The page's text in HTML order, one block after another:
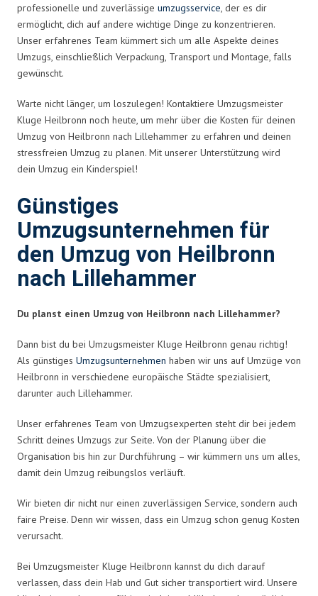
professionelle und zuverlässige umzugsservice, der es dir
ermöglicht, dich auf andere wichtige Dinge zu konzentrieren.
Unser erfahrenes Team kümmert sich um alle Aspekte deines
Umzugs, einschließlich Verpackung, Transport und Montage, falls
gewünscht.
Warte nicht länger, um loszulegen! Kontaktiere Umzugsmeister
Kluge Heilbronn noch heute, um mehr über die Kosten für deinen
Umzug von Heilbronn nach Lillehammer zu erfahren und deinen
stressfreien Umzug zu planen. Mit unserer Unterstützung wird
dein Umzug ein Kinderspiel!
Günstiges
Umzugsunternehmen für
den Umzug von Heilbronn
nach Lillehammer
Du planst einen Umzug von Heilbronn nach Lillehammer?
Dann bist du bei Umzugsmeister Kluge Heilbronn genau richtig!
Als günstiges Umzugsunternehmen haben wir uns auf Umzüge von
Heilbronn in verschiedene europäische Städte spezialisiert,
darunter auch Lillehammer.
Unser erfahrenes Team von Umzugsexperten steht dir bei jedem
Schritt deines Umzugs zur Seite. Von der Planung über die
Organisation bis hin zur Durchführung – wir kümmern uns um alles,
damit dein Umzug reibungslos verläuft.
Wir bieten dir nicht nur einen zuverlässigen Service, sondern auch
faire Preise. Denn wir wissen, dass ein Umzug schon genug Kosten
verursacht.
Bei Umzugsmeister Kluge Heilbronn kannst du dich darauf
verlassen, dass dein Hab und Gut sicher transportiert wird. Unsere